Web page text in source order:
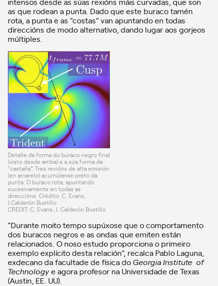
as que rodean a punta. Dado que este buraco tamén
rota, a punta e as “costas” van apuntando en todas
direccións de modo alternativo, dando lugar aos gorjeos
múltiples.
Detalle da forma do buraco negro final
(visto desde arriba) e a súa forma de
“castaña”. Tres rexións de alta emisión
(en amarelo) acumúlanse preto da
punta. O buraco rota, apuntando
sucesivamente en todas as
direccións. Crédito: C. Evans,
J.Calderón Bustillo
CREDIT: C. Evans, J. Calderón Bustillo
“Durante moito tempo supúxose que o comportamento
dos buracos negros e as ondas que emiten están
relacionados. O noso estudo proporciona o primeiro
exemplo explícito desta relación”, recalca Pablo Laguna,
exdecano da facultade de física do Georgia Institute of
Technologye agora profesor na Universidade de Texas
(Austin, EE. UU).